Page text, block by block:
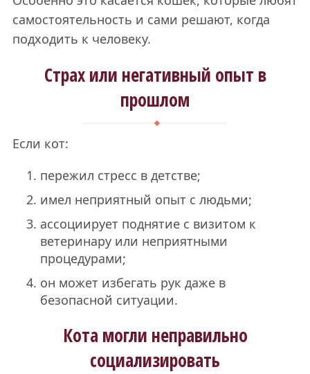
самостоятельность и сами решают, когда
подходить к человеку.
Страх или негативный опыт в
прошлом
Если кот:
пережил стресс в детстве;
имел неприятный опыт с людьми;
ассоциирует поднятие с визитом к
ветеринару или неприятными
процедурами;
он может избегать рук даже в
безопасной ситуации.
Кота могли неправильно
социализировать